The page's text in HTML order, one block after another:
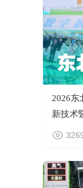
2026东
新技术